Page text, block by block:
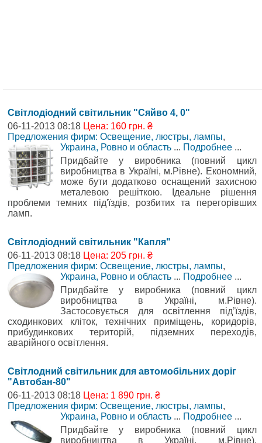
Світлодіодний світильник "Сяйво 4, 0"
06-11-2013 08:18 Цена: 160 грн. ₴
Предложения фирм: Освещение, люстры, лампы,
Украина, Ровно и область ... Подробнее ...
Придбайте у виробника (повний цикл
виробництва в Україні, м.Рівне). Економний,
може бути додатково оснащений захисною
металевою решіткою. Ідеальне рішення
проблеми темних під'їздів, розбитих та перегорівших
ламп.
Світлодіодний світильник "Капля"
06-11-2013 08:18 Цена: 205 грн. ₴
Предложения фирм: Освещение, люстры, лампы,
Украина, Ровно и область ... Подробнее ...
Придбайте у виробника (повний цикл
виробництва в Україні, м.Рівне).
Застосовується для освітлення під’їздів,
сходинкових кліток, технічних приміщень, коридорів,
прибудинкових територій, підземних переходів,
аварійного освітлення.
Світлодний світильник для автомобільних доріг
"Автобан-80"
06-11-2013 08:18 Цена: 1 890 грн. ₴
Предложения фирм: Освещение, люстры, лампы,
Украина, Ровно и область ... Подробнее ...
Придбайте у виробника (повний цикл
виробництва в Україні, м.Рівне).